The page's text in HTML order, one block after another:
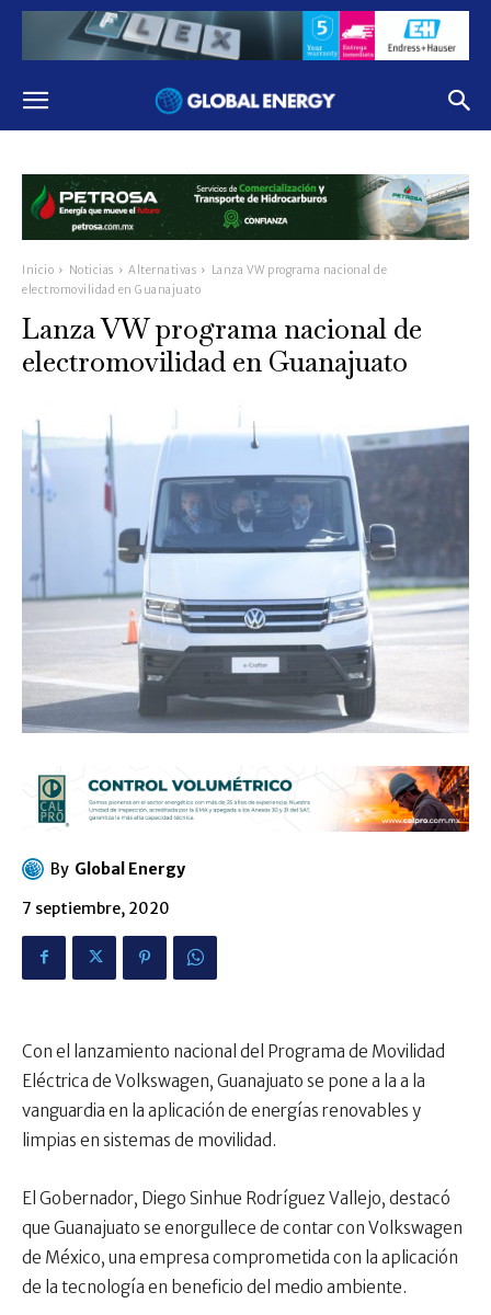
Inicio Noticias Alternativas
Lanza VW programa nacional de
electromovilidad en Guanajuato
Lanza VW programa nacional de
electromovilidad en Guanajuato
By Global Energy
7 septiembre, 2020
Con el lanzamiento nacional del Programa de Movilidad
Eléctrica de Volkswagen, Guanajuato se pone a la a la
vanguardia en la aplicación de energías renovables y
limpias en sistemas de movilidad.
El Gobernador, Diego Sinhue Rodríguez Vallejo, destacó
que Guanajuato se enorgullece de contar con Volkswagen
de México, una empresa comprometida con la aplicación
de la tecnología en beneficio del medio ambiente.